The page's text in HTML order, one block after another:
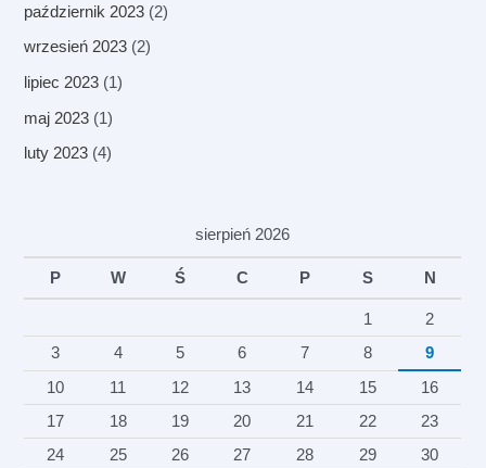
październik 2023 (2)
wrzesień 2023 (2)
lipiec 2023 (1)
maj 2023 (1)
luty 2023 (4)
sierpień 2026
P W Ś C P S N
1
2
3
4 5 6 7 8
9
10
11 12 13 14 15
16
17
18 19 20 21 22
23
24
25 26 27 28 29
30